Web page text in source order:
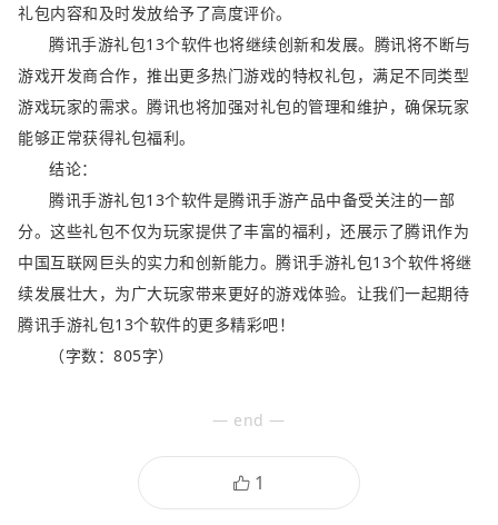
礼包内容和及时发放给予了高度评价。
腾讯手游礼包13个软件也将继续创新和发展。腾讯将不断与
游戏开发商合作，推出更多热门游戏的特权礼包，满足不同类型
游戏玩家的需求。腾讯也将加强对礼包的管理和维护，确保玩家
能够正常获得礼包福利。
结论：
腾讯手游礼包13个软件是腾讯手游产品中备受关注的一部
分。这些礼包不仅为玩家提供了丰富的福利，还展示了腾讯作为
中国互联网巨头的实力和创新能力。腾讯手游礼包13个软件将继
续发展壮大，为广大玩家带来更好的游戏体验。让我们一起期待
腾讯手游礼包13个软件的更多精彩吧！
（字数：805字）
— end —